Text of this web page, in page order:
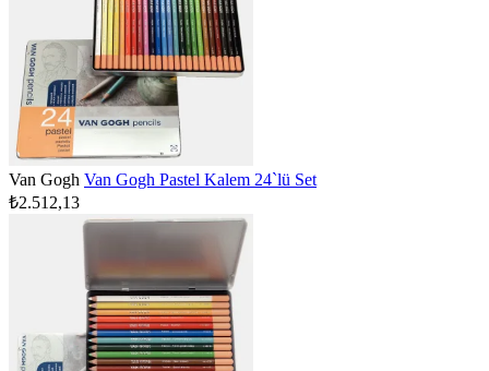
Van Gogh Van Gogh Pastel Kalem 24`lü Set
₺2.512,13